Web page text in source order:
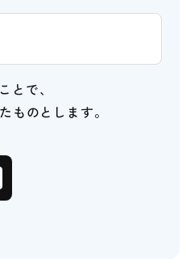
とで、
ものとします。